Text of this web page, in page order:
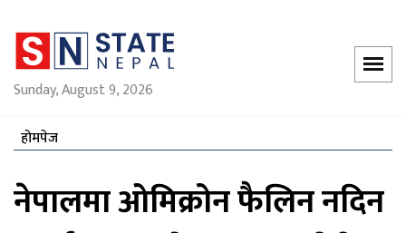
Sunday, August 9, 2026
होमपेज
नेपालमा ओमिक्रोन फैलिन नदिन